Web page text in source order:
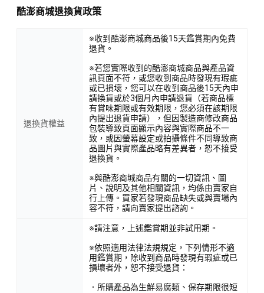
酷澎商城退換貨政策
退換貨權益
※收到酷澎商城商品後15天鑑賞期內免費
退貨。
※若您實際收到的酷澎商城商品與產品資
訊頁面不符，或您收到商品時發現有瑕疵
或已損壞，您可以在收到商品後15天內申
請換貨或於3個月內申請退貨（若商品標
有賞味期限或有效期限，您必須在該期限
內提出退貨申請），但因製造商修改商品
包裝導致頁面顯示內容與實際商品不一
致，或因螢幕設定或拍攝條件不同導致商
品圖片與實際產品略有差異者，恕不接受
退換貨。
※與酷澎商城商品有關的一切資訊、圖
片、說明及其他相關資訊，均係由賣家自
行上傳。買家若發現商品缺失或與賣場內
容不符，請向賣家提出諮詢。
※請注意，上述鑑賞期並非試用期。
※依照適用法律法規規定，下列情形不適
用鑑賞期，除收到商品時發現有瑕疵或已
損壞者外，恕不接受退貨：
．所購產品為生鮮易腐類、保存期限很短